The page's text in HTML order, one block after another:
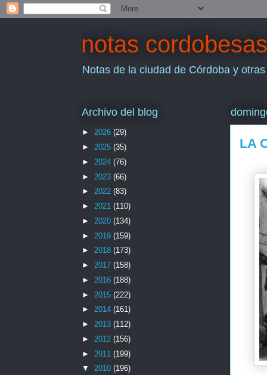
notas cordobesas
Notas de la ciudad de Córdoba y
LA
Archivo del blog
► 2026 (29)
► 2025 (35)
► 2024 (76)
► 2023 (66)
► 2022 (83)
► 2021 (110)
► 2020 (134)
► 2019 (159)
► 2018 (173)
► 2017 (158)
► 2016 (188)
► 2015 (222)
► 2014 (161)
► 2013 (112)
► 2012 (156)
► 2011 (199)
▼ 2010 (196)